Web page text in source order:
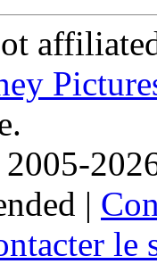
2005-
|
le